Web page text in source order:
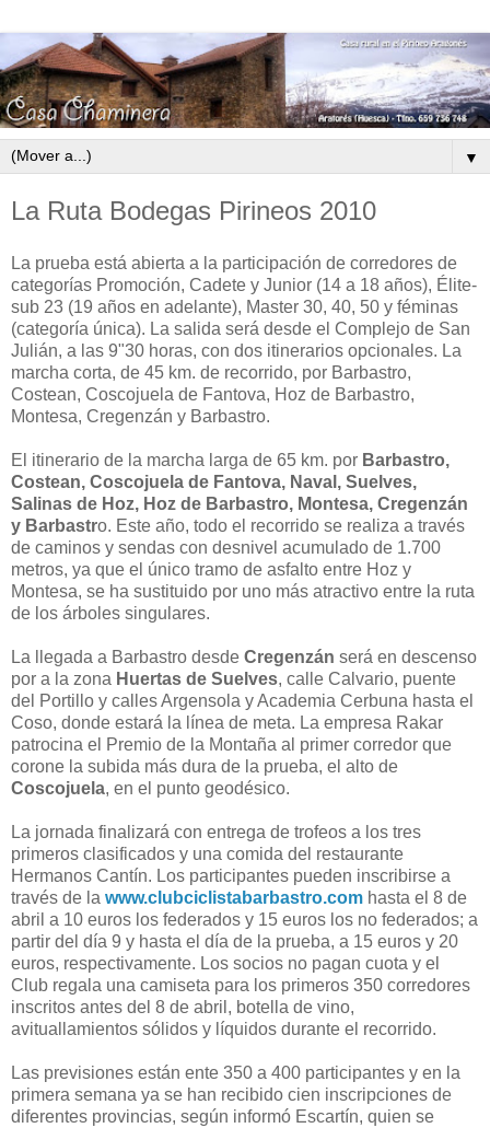
▼
La Ruta Bodegas Pirineos 2010
La prueba está abierta a la participación de corredores de
categorías Promoción, Cadete y Junior (14 a 18 años), Élite-
sub 23 (19 años en adelante), Master 30, 40, 50 y féminas
(categoría única). La salida será desde el Complejo de San
Julián, a las 9"30 horas, con dos itinerarios opcionales. La
marcha corta, de 45 km. de recorrido, por Barbastro,
Costean, Coscojuela de Fantova, Hoz de Barbastro,
Montesa, Cregenzán y Barbastro.
El itinerario de la marcha larga de 65 km. por Barbastro,
Costean, Coscojuela de Fantova, Naval, Suelves,
Salinas de Hoz, Hoz de Barbastro, Montesa, Cregenzán
y Barbastro. Este año, todo el recorrido se realiza a través
de caminos y sendas con desnivel acumulado de 1.700
metros, ya que el único tramo de asfalto entre Hoz y
Montesa, se ha sustituido por uno más atractivo entre la ruta
de los árboles singulares.
La llegada a Barbastro desde Cregenzán será en descenso
por a la zona Huertas de Suelves, calle Calvario, puente
del Portillo y calles Argensola y Academia Cerbuna hasta el
Coso, donde estará la línea de meta. La empresa Rakar
patrocina el Premio de la Montaña al primer corredor que
corone la subida más dura de la prueba, el alto de
Coscojuela, en el punto geodésico.
La jornada finalizará con entrega de trofeos a los tres
primeros clasificados y una comida del restaurante
Hermanos Cantín. Los participantes pueden inscribirse a
través de la www.clubciclistabarbastro.com hasta el 8 de
abril a 10 euros los federados y 15 euros los no federados; a
partir del día 9 y hasta el día de la prueba, a 15 euros y 20
euros, respectivamente. Los socios no pagan cuota y el
Club regala una camiseta para los primeros 350 corredores
inscritos antes del 8 de abril, botella de vino,
avituallamientos sólidos y líquidos durante el recorrido.
Las previsiones están ente 350 a 400 participantes y en la
primera semana ya se han recibido cien inscripciones de
diferentes provincias, según informó Escartín, quien se